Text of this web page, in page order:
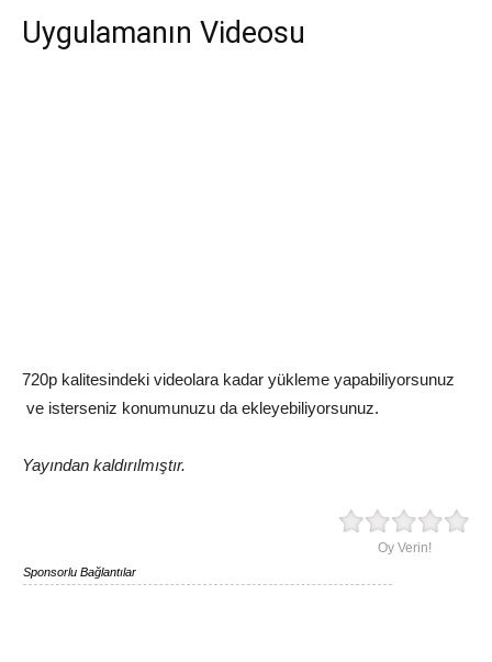
Uygulamanın Videosu
720p kalitesindeki videolara kadar yükleme yapabiliyorsunuz
ve isterseniz konumunuzu da ekleyebiliyorsunuz.
Yayından kaldırılmıştır.
Oy Verin!
Sponsorlu Bağlantılar